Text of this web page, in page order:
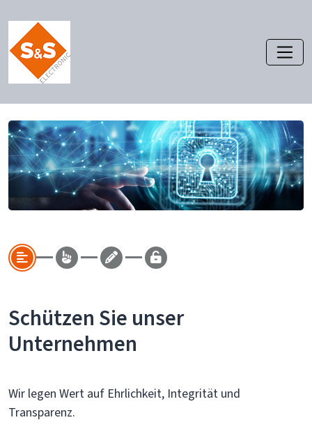
Schützen Sie unser
Unternehmen
Wir legen Wert auf Ehrlichkeit, Integrität und
Transparenz.